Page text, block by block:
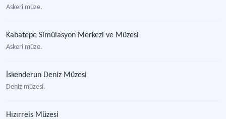
Askeri müze.
Kabatepe Simülasyon Merkezi ve Müzesi
Askeri müze.
İskenderun Deniz Müzesi
Deniz müzesi.
Hızırreis Müzesi